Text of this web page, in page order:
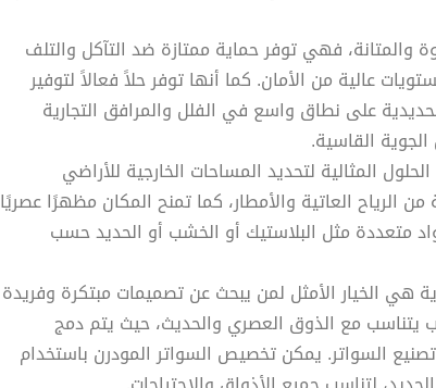
والمتانة، فهي توفر حماية ممتازة ضد التآكل والتلف
عالية من الأمان. كما أنها توفر حلاً فعالاً لتوفير
على نطاق واسع في الفلل والمرافق التجارية
القاسية.
المثالية لتحديد المساحات الخارجية للأراضي
الرياح العاتية والأمطار، كما تمنح المكان مظهرًا عصريًا
متعددة مثل البلاستيك أو الخشب أو الحديد حسب
هي الخيار الأمثل لمن يبحث عن تصميمات مبتكرة وفريدة
يتناسب مع الذوق العصري والحديث، حيث يتم دمج
السواتر. يمكن تخصيص السواتر المودرن باستخدام